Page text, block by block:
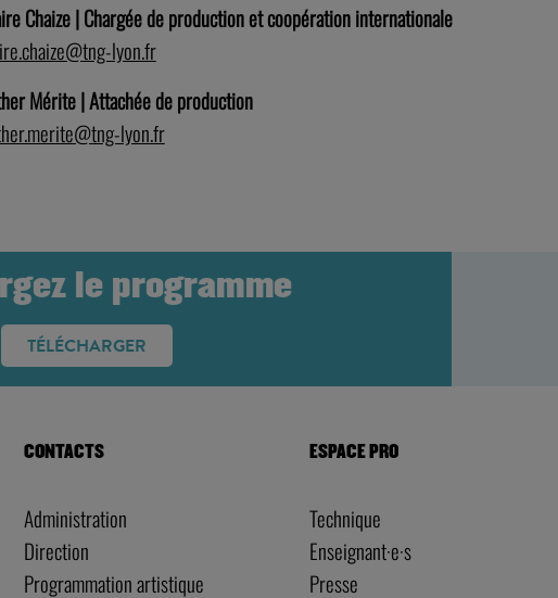
Chaize | Chargée de production et coopération internationale
lyon.fr
Mérite | Attachée de production
lyon.fr
le programme
TÉLÉCHARGER
CONTACTS
Administration
Direction
Programmation artistique
ESPACE PRO
Technique
Enseignant·e·s
Presse